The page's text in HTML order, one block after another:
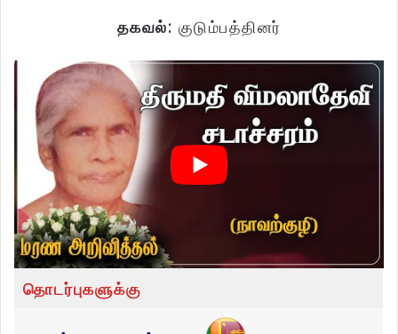
தகவல்: குடும்பத்தினர்
தொடர்புகளுக்கு